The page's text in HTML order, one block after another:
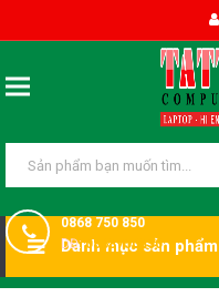
0868 750 850
DĐ:0868750850
Danh mục sản phẩm